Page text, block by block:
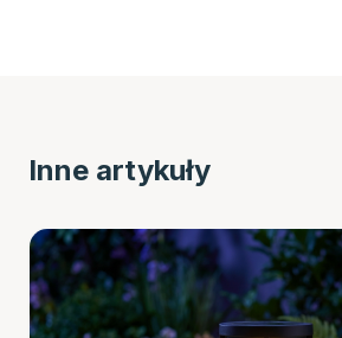
Inne artykuły